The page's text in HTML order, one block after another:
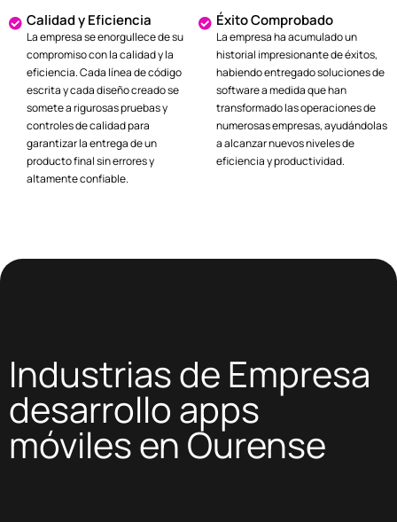
Calidad y Eficiencia
La empresa se enorgullece de su
compromiso con la calidad y la
eficiencia. Cada línea de código
escrita y cada diseño creado se
somete a rigurosas pruebas y
controles de calidad para
garantizar la entrega de un
producto final sin errores y
altamente confiable.
Éxito Comprobado
La empresa ha acumulado un
historial impresionante de éxitos,
habiendo entregado soluciones de
software a medida que han
transformado las operaciones de
numerosas empresas, ayudándolas
a alcanzar nuevos niveles de
eficiencia y productividad.
Industrias de Empresa
desarrollo apps
móviles en Ourense